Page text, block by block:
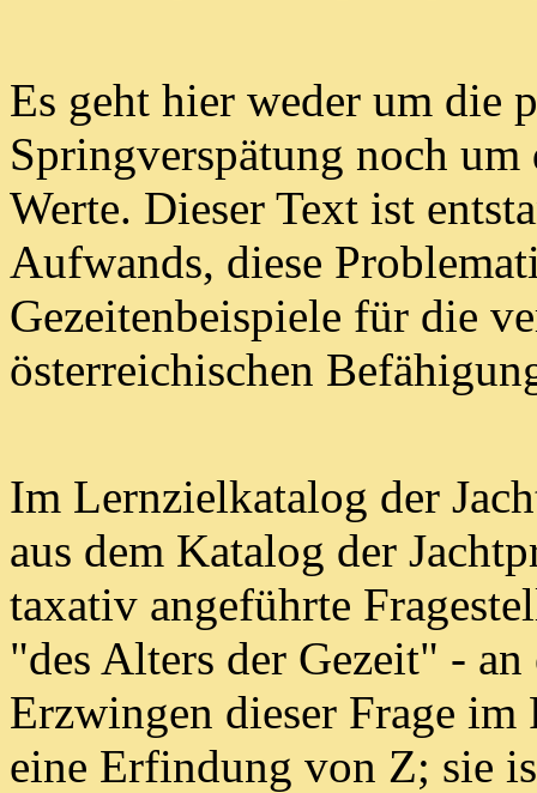
Es geht hier weder um die
Springverspätung noch
Werte. Dieser Text ist
Aufwands, diese
Gezeitenbeispiele für die
österreichischen
Im Lernzielkatalog der
aus dem Katalog der
taxativ angeführte
"des Alters der Gezeit" -
Erzwingen dieser Frage im
eine Erfindung von Z; sie